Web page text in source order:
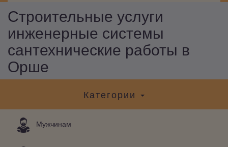
Строительные услуги
инженерные системы
сантехнические работы в
Орше
Категории
Мужчинам